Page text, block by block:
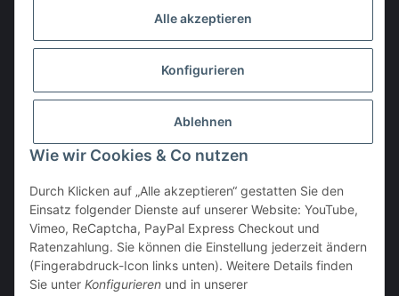
Vertrag widerrufen
Alle akzeptieren
Konfigurieren
Ablehnen
Wie wir Cookies & Co nutzen
Durch Klicken auf „Alle akzeptieren“ gestatten Sie den
Einsatz folgender Dienste auf unserer Website: YouTube,
Vimeo, ReCaptcha, PayPal Express Checkout und
Ratenzahlung. Sie können die Einstellung jederzeit ändern
(Fingerabdruck-Icon links unten). Weitere Details finden
Sie unter Konfigurieren und in unserer